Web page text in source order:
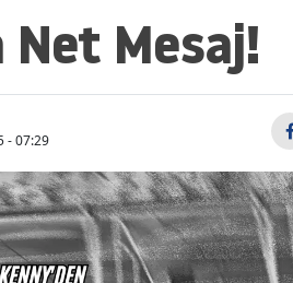
Net Mesaj!
- 07:29